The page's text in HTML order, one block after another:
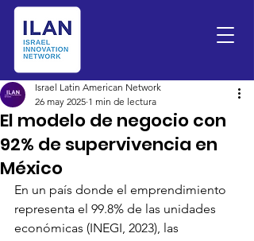
El modelo de negocio con
92% de supervivencia en
México
Israel Latin American Network
26 may 2025 1 min de lectura
En un país donde el emprendimiento
representa el 99.8% de las unidades
económicas (INEGI, 2023), las